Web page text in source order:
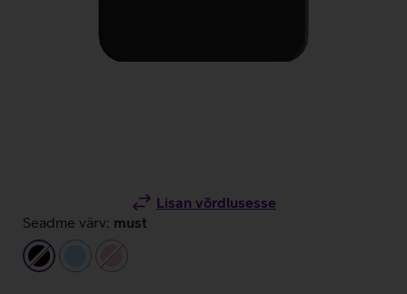
Lisan võrdlusesse
Seadme värv: must
must
helesinineheleroosa